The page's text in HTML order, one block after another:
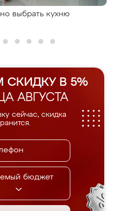
выбрать кухню
СКИДКУ В 5%
АВГУСТА
сейчас, скидка
бюджет